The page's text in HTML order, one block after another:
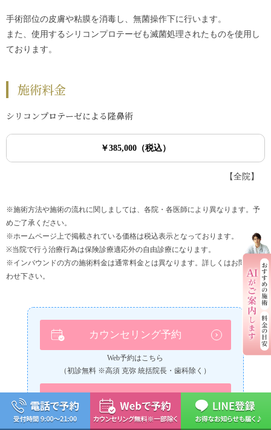
手術部位の皮膚や粘膜を消毒し、無菌操作下に行います。
また、使用するシリコンプロテーゼも滅菌処理されたものを使用し
ております。
施術料金
シリコンプロテーゼによる隆鼻術
￥385,000（税込）
【全院】
※施術方法や施術の流れに関しましては、各院・各医師により異なります。予
めご了承ください。
※ホームページ上で掲載されている価格は税込表示となっております。
※当院で行う治療行為は保険診療適応外の自由診療になります。
※インバウンドの方の施術料金は通常料金とは異なります。詳しくはお問い合
わせ下さい。
カウンセリング予約
Web予約はこちら
（初診無料 ※高須 克弥 統括院長・歯科除く）
メール相談
診療・施術に関するお問い合わせ